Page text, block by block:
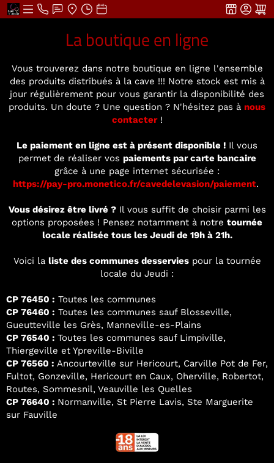
La boutique en ligne
Vous trouverez dans notre boutique en ligne l'ensemble
des produits distribués à la cave !!! Notre stock est mis à
jour régulièrement pour vous garantir la disponibilité des
produits. Un doute ? Une question ? N'hésitez pas à nous
contacter!
Le paiement en ligne est à présent disponible ! Il vous
permet de réaliser vos paiements par carte bancaire
grâce à une page internet sécurisée :
https://pay-pro.monetico.fr/cavedelevasion/paiement.
Vous désirez être livré ?Il vous suffit de choisir parmi les
options proposées ! Pensez notamment à notre tournée
locale réalisée tous les Jeudi de 19h à 21h.
Voici la liste des communes desserviespour la tournée
locale du Jeudi :
CP 76450 : Toutes les communes
CP 76460 : Toutes les communes sauf Blosseville,
Gueutteville les Grès, Manneville-es-Plains
CP 76540 : Toutes les communes sauf Limpiville,
Thiergeville et Ypreville-Biville
CP 76560 : Ancourteville sur Hericourt, Carville Pot de Fer,
Fultot, Gonzeville, Hericourt en Caux, Oherville, Robertot,
Routes, Sommesnil, Veauville les Quelles
CP 76640 : Normanville, St Pierre Lavis, Ste Marguerite
sur Fauville